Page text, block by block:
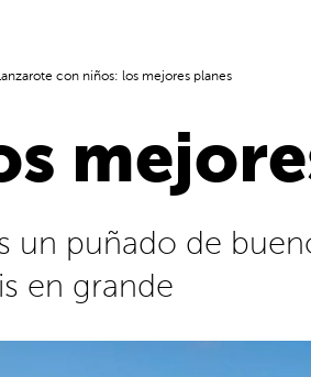
con niños: los mejores planes
un puñado de
en grande